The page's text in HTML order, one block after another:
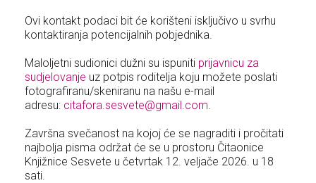
Ovi kontakt podaci bit će korišteni isključivo u svrhu
kontaktiranja potencijalnih pobjednika.
Maloljetni sudionici dužni su ispuniti prijavnicu za
sudjelovanje uz potpis roditelja koju možete poslati
fotografiranu/skeniranu na našu e-mail
adresu: citafora.sesvete@gmail.com.
Završna svečanost na kojoj će se nagraditi i pročitati
najbolja pisma održat će se u prostoru Čitaonice
Knjižnice Sesvete u četvrtak 12. veljače 2026. u 18
sati.